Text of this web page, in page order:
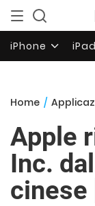
iPhone iPad
Home /
Apple
Inc.
cinese